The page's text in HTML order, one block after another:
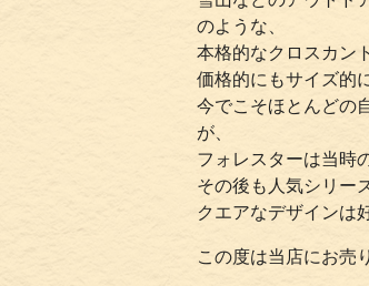
のような、
本格的なクロスカン
価格的にもサイズ的
今でこそほとんどの
が、
フォレスターは当時
その後も人気シリー
クエアなデザインは
この度は当店にお売